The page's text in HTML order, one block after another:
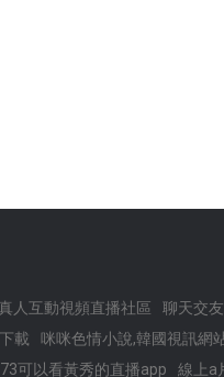
人互動視頻直播社區 聊天交友
載 咪咪色情小說,韓國視訊網
可以看黃秀的直播app 線上a